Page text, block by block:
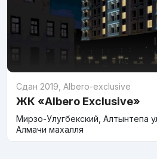
Сдан 2019 Albero-exclusive
ЖК «Albero Exclusive»
Мирзо-Улугбекский, Алтынтепа
Алмачи махалля